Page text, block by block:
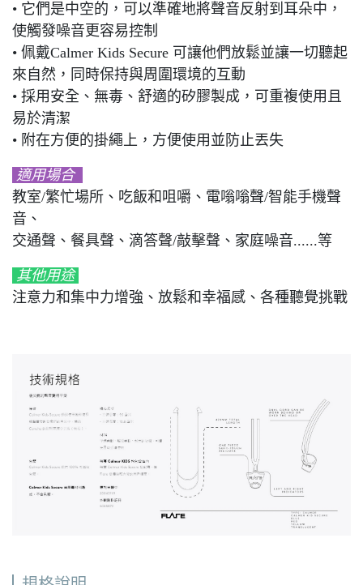
• 它們是中空的，可以準確地將聲音反射到耳朵中，
使觸發噪音更容易控制
• 佩戴Calmer Kids Secure 可讓他們放鬆並讓一切聽起
來自然，同時保持與周圍環境的互動
• 採用安全、無毒、舒適的矽膠製成，可重複使用且
易於清潔
• 附在方便的掛繩上，方便使用並防止丟失
適用場合
教室/繁忙場所、吃飯和咀嚼、電嗡嗡聲/智能手機聲
音、
交通聲、餐具聲、滴答聲/敲擊聲、家庭噪音......等
其他用途
注意力和集中力增強、放鬆和幸福感、各種聽覺挑戰